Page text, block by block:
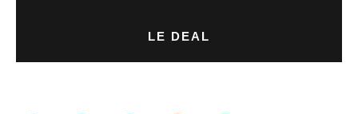
LE DEAL